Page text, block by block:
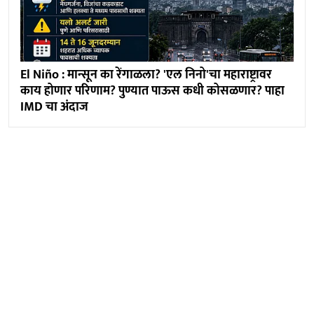
El Niño : मान्सून का रेंगाळला? 'एल निनो'चा महाराष्ट्रावर
काय होणार परिणाम? पुण्यात पाऊस कधी कोसळणार? पाहा
IMD चा अंदाज